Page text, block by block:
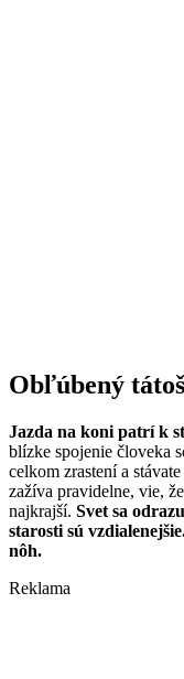
Obľúbený tátoš
Jazda na koni patrí k
blízke spojenie človeka
celkom zrastení a
zažíva pravidelne, vie,
najkrajší. Svet sa
starosti sú
nôh.
Reklama